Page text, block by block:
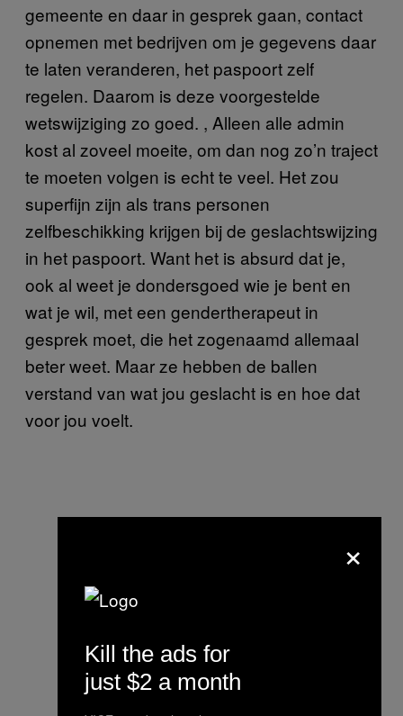
gemeente en daar in gesprek gaan, contact
opnemen met bedrijven om je gegevens daar
te laten veranderen, het paspoort zelf
regelen. Daarom is deze voorgestelde
wetswijziging zo goed. , Alleen alle admin
kost al zoveel moeite, om dan nog zo’n traject
te moeten volgen is echt te veel. Het zou
superfijn zijn als trans personen
zelfbeschikking krijgen bij de geslachtswijzing
in het paspoort. Want het is absurd dat je,
ook al weet je dondersgoed wie je bent en
wat je wil, met een gendertherapeut in
gesprek moet, die het zogenaamd allemaal
beter weet. Maar ze hebben de ballen
verstand van wat jou geslacht is en hoe dat
voor jou voelt.
×
Kill the ads for
just $2 a month